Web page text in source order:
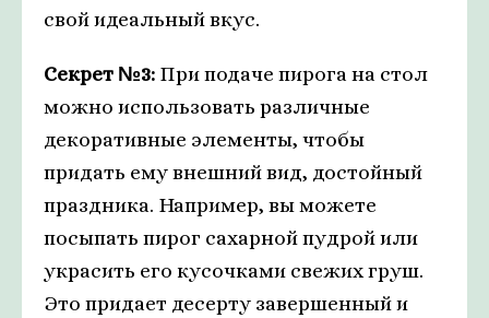
свой идеальный вкус.
Секрет №3: При подаче пирога на стол
можно использовать различные
декоративные элементы, чтобы
придать ему внешний вид, достойный
праздника. Например, вы можете
посыпать пирог сахарной пудрой или
украсить его кусочками свежих груш.
Это придает десерту завершенный и